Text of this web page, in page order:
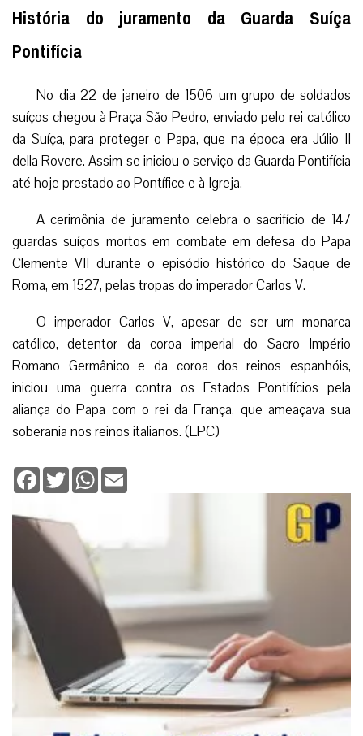
História do juramento da Guarda Suíça
Pontifícia
No dia 22 de janeiro de 1506 um grupo de soldados
suíços chegou à Praça São Pedro, enviado pelo rei católico
da Suíça, para proteger o Papa, que na época era Júlio II
della Rovere. Assim se iniciou o serviço da Guarda Pontifícia
até hoje prestado ao Pontífice e à Igreja.
A cerimônia de juramento celebra o sacrifício de 147
guardas suíços mortos em combate em defesa do Papa
Clemente VII durante o episódio histórico do Saque de
Roma, em 1527, pelas tropas do imperador Carlos V.
O imperador Carlos V, apesar de ser um monarca
católico, detentor da coroa imperial do Sacro Império
Romano Germânico e da coroa dos reinos espanhóis,
iniciou uma guerra contra os Estados Pontifícios pela
aliança do Papa com o rei da França, que ameaçava sua
soberania nos reinos italianos. (EPC)
Facebook
TwitterWhatsApp